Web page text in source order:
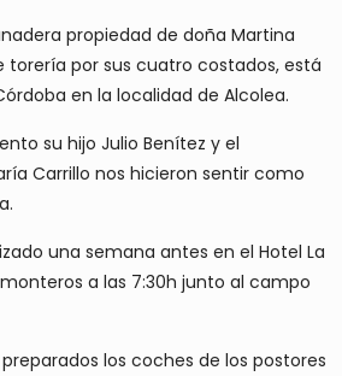
propiedad de doña Martina
torería por sus cuatro costados, está
en la localidad de Alcolea.
su hijo Julio Benítez y el
Carrillo nos hicieron sentir como
una semana antes en el Hotel La
a las 7:30h junto al campo
los coches de los postores